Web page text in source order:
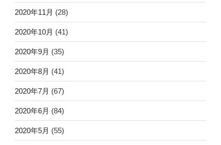
2020年11月 (28)
2020年10月 (41)
2020年9月 (35)
2020年8月 (41)
2020年7月 (67)
2020年6月 (84)
2020年5月 (55)